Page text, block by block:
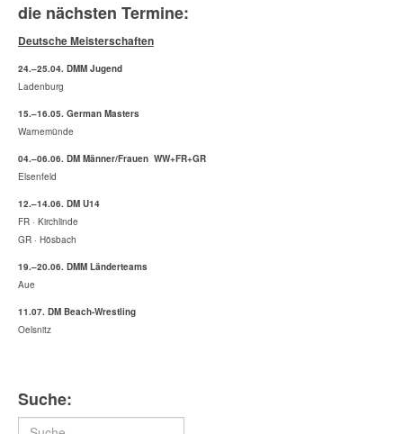
die nächsten Termine:
Deutsche Meisterschaften
24.–25.04. DMM Jugend
Ladenburg
15.–16.05. German Masters
Warnemünde
04.–06.06. DM Männer/Frauen WW+FR+GR
Elsenfeld
12.–14.06. DM U14
FR · Kirchlinde
GR · Hösbach
19.–20.06. DMM Länderteams
Aue
11.07. DM Beach-Wrestling
Oelsnitz
Suche:
Suchen